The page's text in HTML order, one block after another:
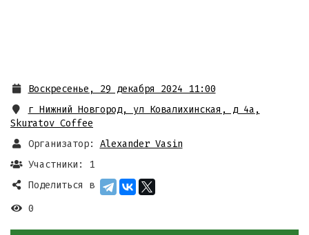
Воскресенье, 29 декабря 2024 11:00
г Нижний Новгород, ул Ковалихинская, д 4а ,
Skuratov Coffee
Организатор:
Alexander Vasin
Участники: 1
Поделиться в
0